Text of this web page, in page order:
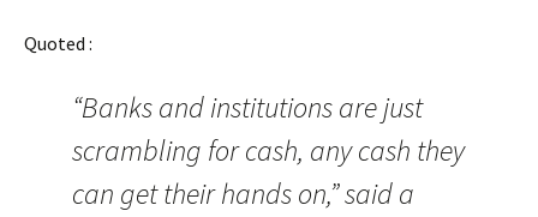
Quoted :
“Banks and institutions are just
scrambling for cash, any cash they
can get their hands on,” said a